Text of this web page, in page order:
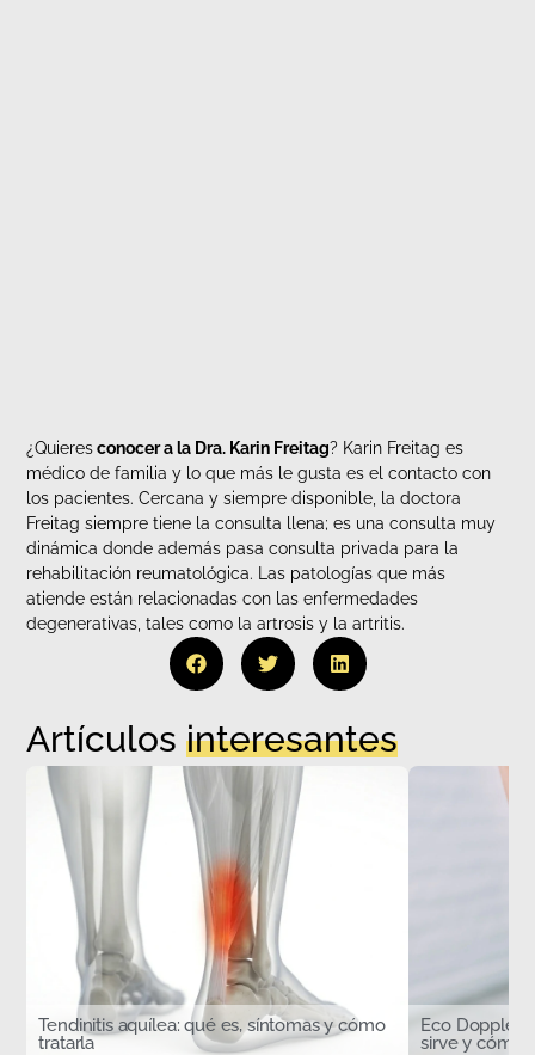
¿Quieresconocer a la Dra. Karin Freitag? Karin Freitag es
médico de familia y lo que más le gusta es el contacto con
los pacientes. Cercana y siempre disponible, la doctora
Freitag siempre tiene la consulta llena; es una consulta muy
dinámica donde además pasa consulta privada para la
rehabilitación reumatológica. Las patologías que más
atiende están relacionadas con las enfermedades
degenerativas, tales como la artrosis y la artritis.
Artículosinteresantes
Tendinitis aquílea: qué es, síntomas y cómo
tratarla
Eco Doppler
sirve y cómo